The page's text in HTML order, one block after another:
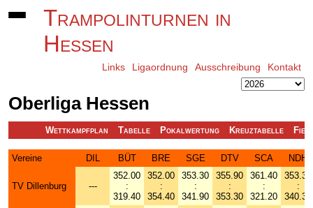
Trampolinturnen in
Hessen
Links Ligaordnung Ausschreibung Kontakt
Oberliga Hessen
Wettkampfplan Tabelle Pokalwertung Kreuztabelle
Vereine DIL BÜT BRE SGE DTV SCA NDH
TV Dillenburg ---
352.00
:
319.40
352.00
:
354.40
353.30
:
341.90
355.90
:
353.30
361.40
:
321.20
353.30
:
340.30